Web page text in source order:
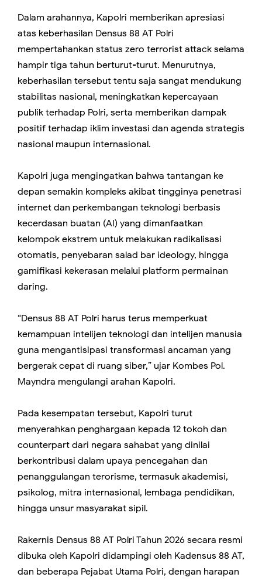
Dalam arahannya, Kapolri memberikan apresiasi
atas keberhasilan Densus 88 AT Polri
mempertahankan status zero terrorist attack selama
hampir tiga tahun berturut-turut. Menurutnya,
keberhasilan tersebut tentu saja sangat mendukung
stabilitas nasional, meningkatkan kepercayaan
publik terhadap Polri, serta memberikan dampak
positif terhadap iklim investasi dan agenda strategis
nasional maupun internasional.
Kapolri juga mengingatkan bahwa tantangan ke
depan semakin kompleks akibat tingginya penetrasi
internet dan perkembangan teknologi berbasis
kecerdasan buatan (AI) yang dimanfaatkan
kelompok ekstrem untuk melakukan radikalisasi
otomatis, penyebaran salad bar ideology, hingga
gamifikasi kekerasan melalui platform permainan
daring.
“Densus 88 AT Polri harus terus memperkuat
kemampuan intelijen teknologi dan intelijen manusia
guna mengantisipasi transformasi ancaman yang
bergerak cepat di ruang siber,” ujar Kombes Pol.
Mayndra mengulangi arahan Kapolri.
Pada kesempatan tersebut, Kapolri turut
menyerahkan penghargaan kepada 12 tokoh dan
counterpart dari negara sahabat yang dinilai
berkontribusi dalam upaya pencegahan dan
penanggulangan terorisme, termasuk akademisi,
psikolog, mitra internasional, lembaga pendidikan,
hingga unsur masyarakat sipil.
Rakernis Densus 88 AT Polri Tahun 2026 secara resmi
dibuka oleh Kapolri didampingi oleh Kadensus 88 AT,
dan beberapa Pejabat Utama Polri, dengan harapan